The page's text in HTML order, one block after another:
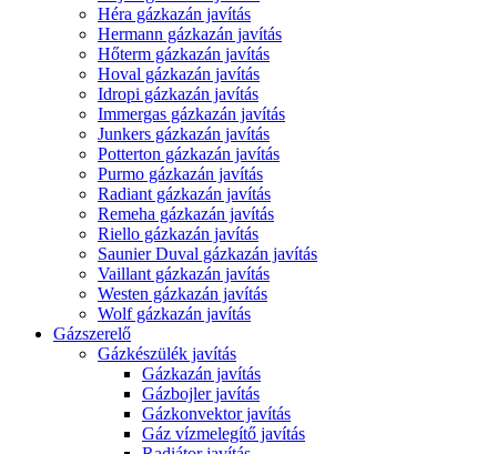
Héra gázkazán javítás
Hermann gázkazán javítás
Hőterm gázkazán javítás
Hoval gázkazán javítás
Idropi gázkazán javítás
Immergas gázkazán javítás
Junkers gázkazán javítás
Potterton gázkazán javítás
Purmo gázkazán javítás
Radiant gázkazán javítás
Remeha gázkazán javítás
Riello gázkazán javítás
Saunier Duval gázkazán javítás
Vaillant gázkazán javítás
Westen gázkazán javítás
Wolf gázkazán javítás
Gázszerelő
Gázkészülék javítás
Gázkazán javítás
Gázbojler javítás
Gázkonvektor javítás
Gáz vízmelegítő javítás